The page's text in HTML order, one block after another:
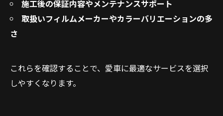
施工後の保証内容やメンテナンスサポート
取扱いフィルムメーカーやカラーバリエーションの多
さ
これらを確認することで、愛車に最適なサービスを選択
しやすくなります。